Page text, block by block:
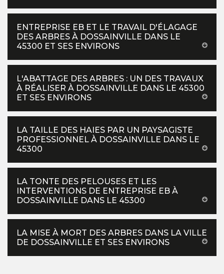
ENTREPRISE EB ET LE TRAVAIL D'ÉLAGAGE
DES ARBRES À DOSSAINVILLE DANS LE
45300 ET SES ENVIRONS
L'ABATTAGE DES ARBRES : UN DES TRAVAUX
À RÉALISER À DOSSAINVILLE DANS LE 45300
ET SES ENVIRONS
LA TAILLE DES HAIES PAR UN PAYSAGISTE
PROFESSIONNEL À DOSSAINVILLE DANS LE
45300
LA TONTE DES PELOUSES ET LES
INTERVENTIONS DE ENTREPRISE EB À
DOSSAINVILLE DANS LE 45300
LA MISE À MORT DES ARBRES DANS LA VILLE
DE DOSSAINVILLE ET SES ENVIRONS